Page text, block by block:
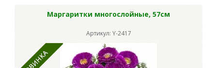
Маргаритки многослойные, 57см
Артикул: Y-2417